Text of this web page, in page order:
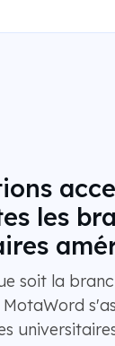
les
soit la
MotaWord